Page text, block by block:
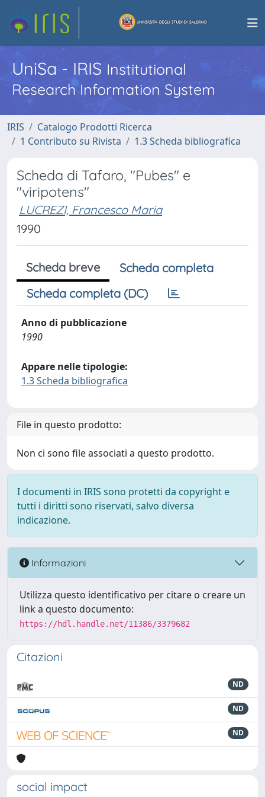
UniSa - IRISInstitutional
Research Information System
IRIS
Catalogo Prodotti Ricerca
1 Contributo su Rivista
1.3 Scheda bibliografica
Scheda di Tafaro, "Pubes" e
"viripotens"
LUCREZI, Francesco Maria
1990
Scheda breve
Scheda completa
Scheda completa (DC)
Anno di pubblicazione
1990
Appare nelle tipologie:
1.3 Scheda bibliografica
File in questo prodotto:
Non ci sono file associati a questo prodotto.
I documenti in IRIS sono protetti da copyright e
tutti i diritti sono riservati, salvo diversa
indicazione.
Informazioni
Utilizza questo identificativo per citare o creare un
link a questo documento:
https://hdl.handle.net/11386/3379682
Citazioni
ND
ND
ND
social impact